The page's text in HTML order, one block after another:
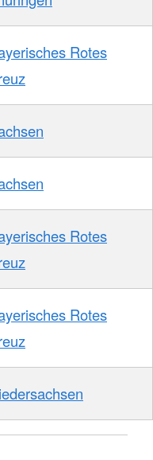
Rotes
Rotes
Rotes